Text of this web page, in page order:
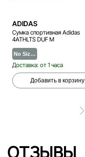
ADIDAS
Сумка спортивная Adidas
4ATHLTS DUF M
No Siz…
Доставка: от 1 часа
Добавить в корзину
ОТЗЫВЫ